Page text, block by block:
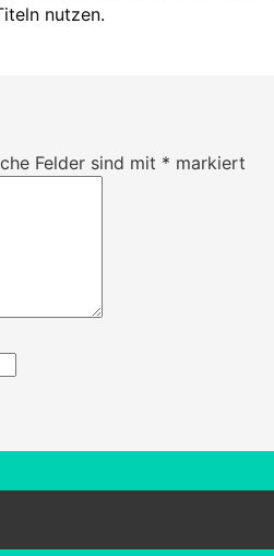
nutzen.
Felder sind mit * markiert